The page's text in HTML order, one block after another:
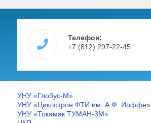
Телефон:
+7 (812) 297-22-45
УНУ «Глобус-М»
УНУ «Циклотрон ФТИ им. А.Ф. Иоффе»
УНУ «Токамак ТУМАН-3М»